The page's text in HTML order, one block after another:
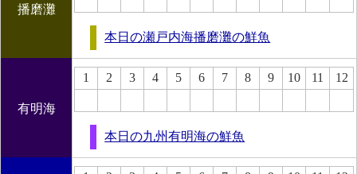
播磨灘
本日の瀬戸内海播磨灘の鮮魚
有明海
1 2 3 4 5 6 7 8 9 10 11 12
本日の九州有明海の鮮魚